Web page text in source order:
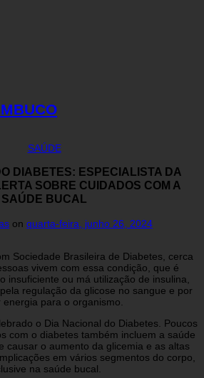
SAÚDE
DIABETES: ESPECIALISTA DA
SOBRE CUIDADOS COM A
SAÚDE BUCAL
on quarta-feira, junho 26, 2024
Sociedade Brasileira de Diabetes, cerca
vivem com essa condição, que é
insuficiente ou má utilização de insulina,
regulação da glicose no sangue e por
energia para o organismo.
o Dia Nacional do Diabetes. Poucos
com o diabetes também incluem a saúde
causar o aumento da glicemia e as altas
em vários segmentos do corpo,
na saúde bucal.